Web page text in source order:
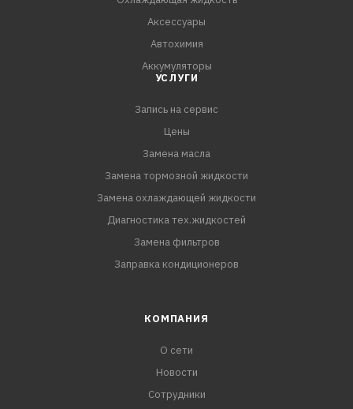
- Отличная механическая стабильность
Аксессуары
Автохимия
Аккумуляторы
УСЛУГИ
Запись на сервис
Цены
Замена масла
Замена тормозной жидкости
Замена охлаждающей жидкости
Диагностика тех.жидкостей
Замена фильтров
Заправка кондиционеров
КОМПАНИЯ
О сети
Новости
Сотрудники